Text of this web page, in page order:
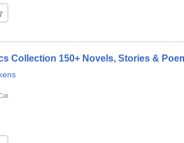
Collection 150+ Novels, Stories &